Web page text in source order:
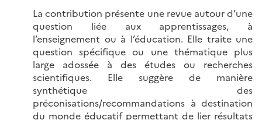
La contribution présente une revue autour d’une
question liée aux apprentissages, à
l’enseignement ou à l’éducation. Elle traite une
question spécifique ou une thématique plus
large adossée à des études ou recherches
scientifiques. Elle suggère de manière
synthétique des
préconisations/recommandations à destination
du monde éducatif permettant de lier résultats